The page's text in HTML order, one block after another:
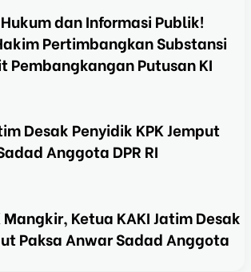
dan Informasi Publik!
Pertimbangkan Substansi
Pembangkangan Putusan KI
Desak Penyidik KPK Jemput
Anggota DPR RI
Ketua KAKI Jatim Desak
Paksa Anwar Sadad Anggota